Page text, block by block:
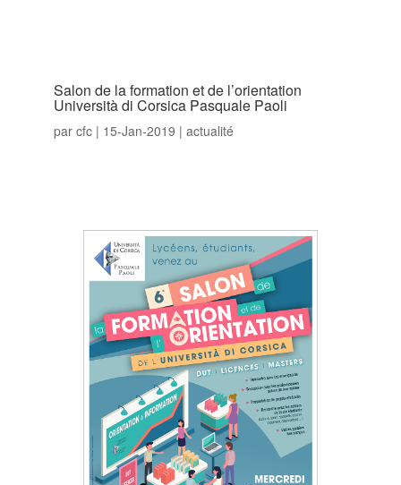
Salon de la formation et de l’orientation
Università di Corsica Pasquale Paoli
par cfc| 15-Jan-2019 | actualité